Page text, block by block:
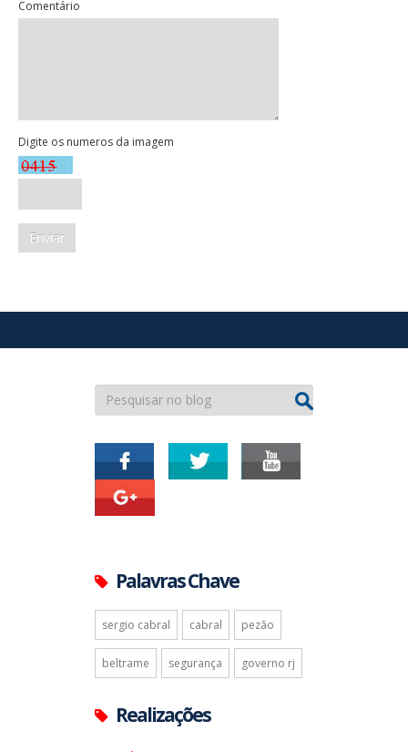
Comentário
Digite os numeros da imagem
Palavras Chave
sergio cabral cabral pezão
beltrame segurança governo rj
Realizações